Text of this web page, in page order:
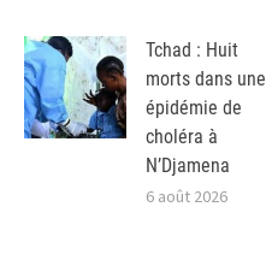
Tchad : Huit
morts dans une
épidémie de
choléra à
N’Djamena
6 août 2026